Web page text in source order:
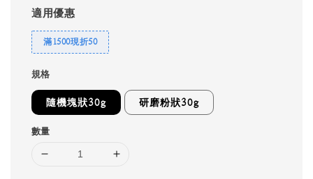
適用優惠
滿1500現折50
規格
隨機塊狀30g 研磨粉狀30g
數量